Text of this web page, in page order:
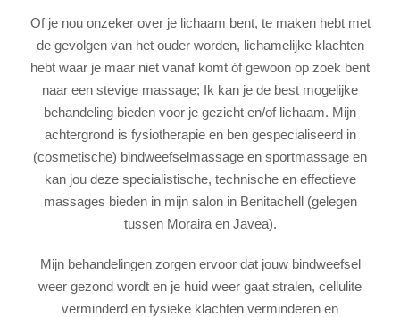
Of je nou onzeker over je lichaam bent, te maken hebt met
de gevolgen van het ouder worden, lichamelijke klachten
hebt waar je maar niet vanaf komt óf gewoon op zoek bent
naar een stevige massage; Ik kan je de best mogelijke
behandeling bieden voor je gezicht en/of lichaam. Mijn
achtergrond is fysiotherapie en ben gespecialiseerd in
(cosmetische) bindweefselmassage en sportmassage en
kan jou deze specialistische, technische en effectieve
massages bieden in mijn salon in Benitachell (gelegen
tussen Moraira en Javea).
Mijn behandelingen zorgen ervoor dat jouw bindweefsel
weer gezond wordt en je huid weer gaat stralen, cellulite
verminderd en fysieke klachten verminderen en